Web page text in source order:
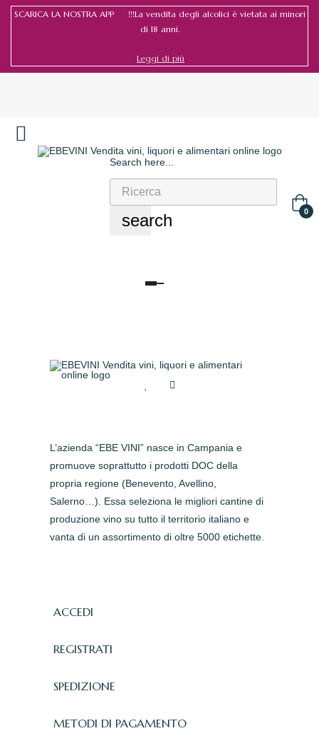
SCARICA LA NOSTRA APP !!!La vendita degli alcolici è vietata ai minori
di 18 anni.
Leggi di più
Search here...
search 0
navigazione
L’azienda “EBE VINI” nasce in Campania e
promuove soprattutto i prodotti DOC della
propria regione (Benevento, Avellino,
Salerno…). Essa seleziona le migliori cantine di
produzione vino su tutto il territorio italiano e
vanta di un assortimento di oltre 5000 etichette.
ACCEDI
REGISTRATI
SPEDIZIONE
METODI DI PAGAMENTO